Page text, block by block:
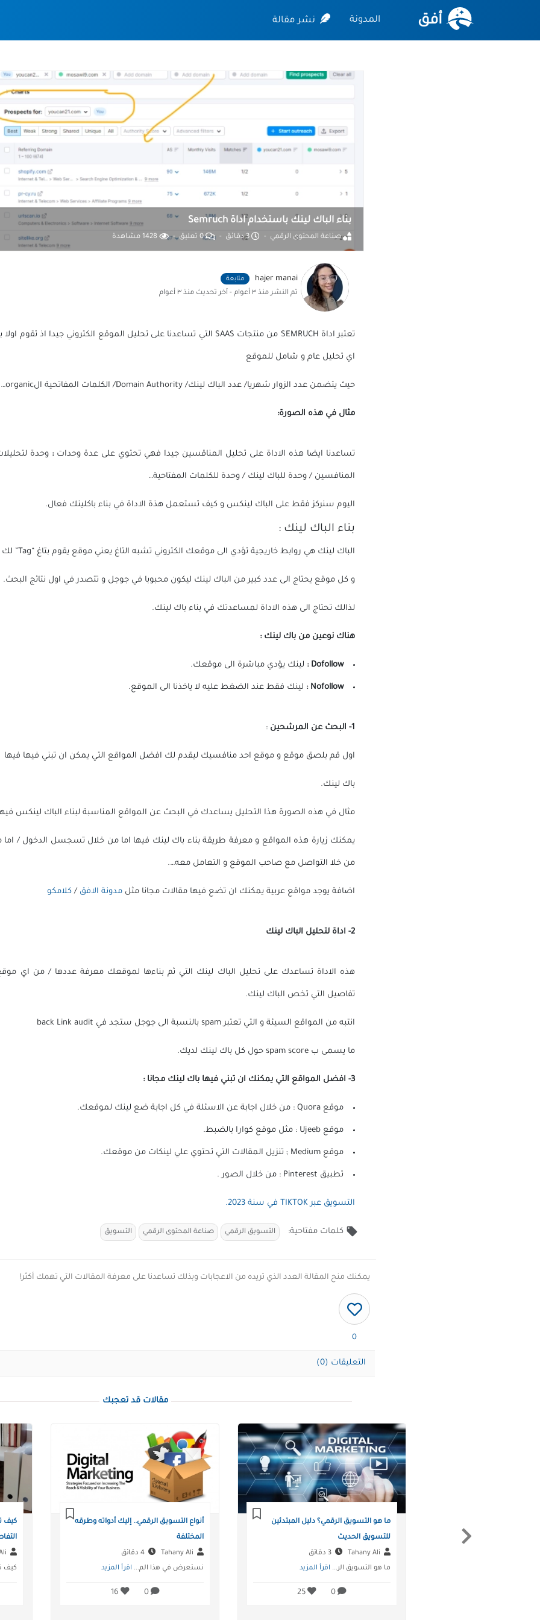
أفق المدونة نشر مقالة
بناء الباك لينك باستخدام اداة Semruch
صناعة المحتوى الرقمي 3 دقائق 0 تعليق 1428 مشاهدة
hajer manai متابعة
تم النشرمنذ ٣ أعوام - آخر تحديث منذ ٣ أعوام
اي تحليل عام و شامل للموقع
حيث يتضمن عدد الزوار شهريا/ عدد الباك لينك/ Domain Authority/ الكلمات المفاتحية الorganic….
مثال في هذه الصورة:
تساعدنا ايضا هذه الاداة على تحليل المناقسين جيدا فهي تحتوي على عدة وحدات : وحدة
المنافسين / وحدة للباك لينك / وحدة للكلمات المفتاحية…
اليوم سنركز فقط على الباك لينكس و كيف تستعمل هذة الاداة في بناء باكلينك فعال.
بناء الباك لينك :
الباك لينك هي روابط خاريجية تؤدي الى موقعك الكتروني تشبه التاغ يعني موقع يقوم بتاغ “Tag” لك من خلال لينك.
و كل موقع يحتاج الى عدد كبير من الباك لينك ليكون محبوبا في جوجل و تتصدر في اول نتائج البحث.
لذالك تحتاج الى هذه الاداة لمساعدتك في بناء باك لينك.
هناك نوعين من باك لينك :
Dofollow : لينك يؤدي مباشرة الى موقعك.
Nofollow
: لينك فقط عند الضغط عليه لا ياخذنا الى الموقع.
1- البحث عن المرشحين :
اول قم بلصق موقع و موقع احد منافسيك ليقدم لك افضل المواقع التي يمكن ان تبني فيها فيها
باك لينك.
مثال في هذه الصورة هذا التحليل يساعدك في البحث عن المواقع المناسبة لبناء الباك لينكس
يمكنك زيارة هذه المواقع و معرفة طريقة بناء باك لينك فيها اما من خلال تسجسل الدخول / اما
من خلا التواصل مع صاحب الموقع و التعامل معه….
اضافة يوجد مواقع عربية يمكنك ان تضع فيها مقالات مجانا مثل مدونة الافق / كلامكو
2- اداة لتحليل الباك لينك
هذه الاداة تساعدك على تحليل الباك لينك التي ثم بناءها لموقعك معرفة عددها / من اي موقع
تفاصيل التي تخص الباك لينك.
انتبه من المواقع السيئة و التي تعتبر spam بالنسبة الى جوجل ستجد في back Link audit
ما يسمى ب spam score حول كل باك لينك لديك.
3- افضل المواقع التي يمكنك ان تبني فيها باك لينك مجانا :
موقع Quora : من خلال اجابة عن الاسئلة في كل اجابة ضع لينك لموقعك.
موقع Ujeeb : مثل موقع كوارا بالضبط.
موقع Medium ; تنزيل المقالات التي تحتوي علي لينكات من موقعك.
تطبيق Pinterest : من خلال الصور .
التسويق عبر TIKTOK في سنة 2023.
local_offer كلمات مفتاحية: التسويق الرقمي صناعة المحتوى الرقمي التسويق
يمكنك منح المقالة العدد الذي تريده من الاعجابات وبذلك تساعدنا على معرفة المقالات التي تهمك أكثر!
0
التعليقات (0)
مقالات قد تعجبك
ما هو التسويق الرقمي؟ دليل المبتدئين
للتسويق الحديث
ما هو التسويق الر... اقرأ المزيد
0
25
أنواع التسويق الرقمي.. إليك أدواته وطرقه
المختلفة
نستعرض في هذا الم... اقرأ المزيد
0
كيف
كيف
Next